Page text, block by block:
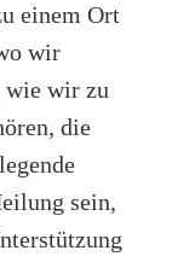
einem Ort
wir
wie wir zu
die
sein,